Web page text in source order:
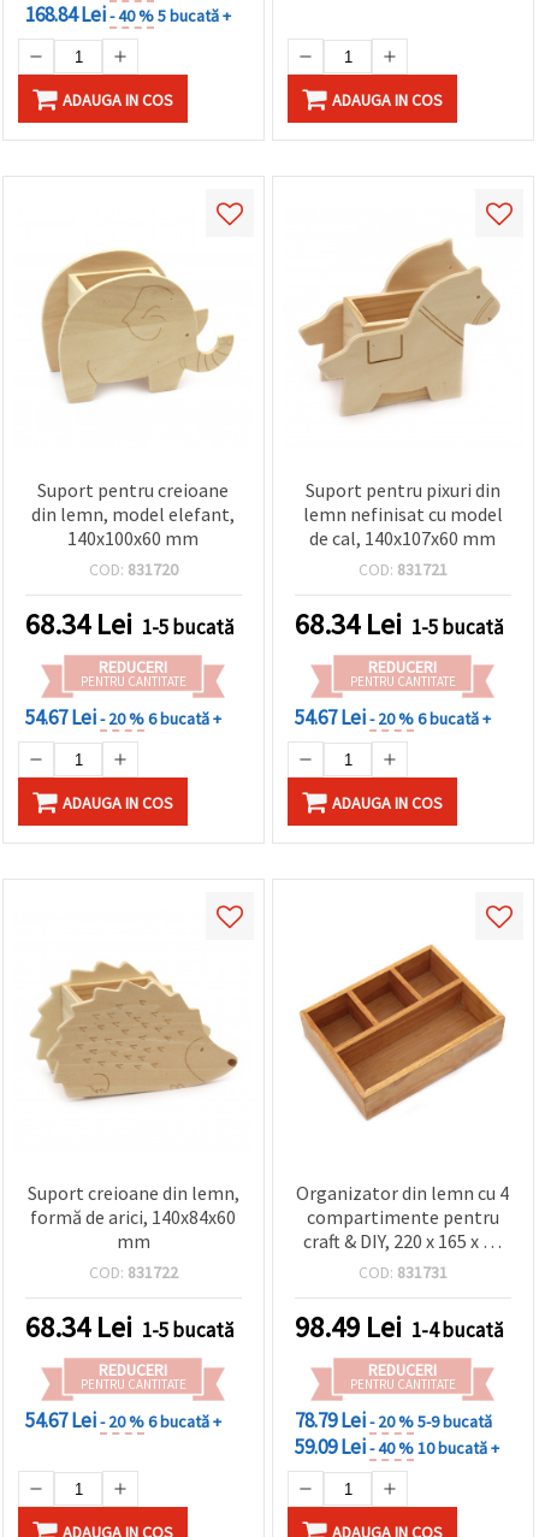
168.84 Lei- 40 %5 bucată +
ADAUGA IN COS ADAUGA IN COS
Suport pentru creioane
din lemn, model elefant,
140x100x60 mm
COD: 831720
68.34Lei 1-5 bucată
REDUCERI
PENTRU CANTITATE
54.67 Lei- 20 %6 bucată +
ADAUGA IN COS
Suport pentru pixuri din
lemn nefinisat cu model
de cal, 140x107x60 mm
COD: 831721
68.34Lei 1-5 bucată
REDUCERI
PENTRU CANTITATE
54.67 Lei- 20 %6 bucată +
ADAUGA IN COS
Suport creioane din lemn,
formă de arici, 140x84x60
mm
COD: 831722
68.34Lei 1-5 bucată
REDUCERI
PENTRU CANTITATE
54.67 Lei- 20 %6 bucată +
ADAUGA IN COS
Organizator din lemn cu 4
compartimente pentru
craft & DIY, 220 x 165 x 55
mm
COD: 831731
98.49 Lei 1-4 bucată
REDUCERI
PENTRU CANTITATE
78.79 Lei- 20 %5-9 bucată
59.09 Lei- 40 %10 bucată +
ADAUGA IN COS